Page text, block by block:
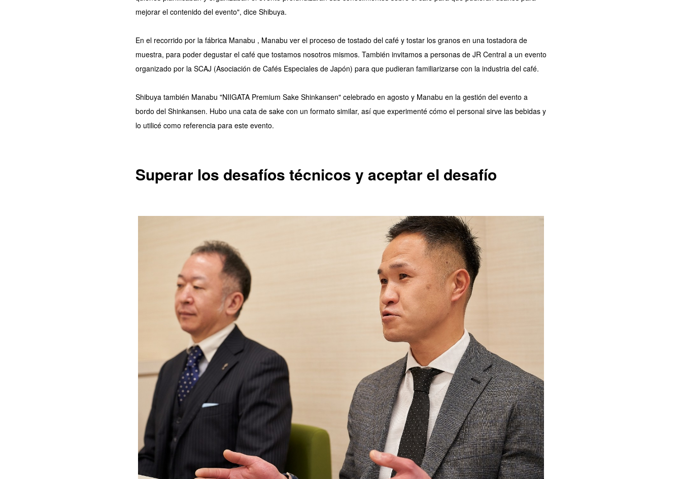
mejorar el contenido del evento", dice Shibuya.
En el recorrido por la fábrica Manabu , Manabu ver el proceso de tostado del café y tostar los granos en una tostadora de
muestra, para poder degustar el café que tostamos nosotros mismos. También invitamos a personas de JR Central a un evento
organizado por la SCAJ (Asociación de Cafés Especiales de Japón) para que pudieran familiarizarse con la industria del café.
Shibuya también Manabu "NIIGATA Premium Sake Shinkansen" celebrado en agosto y Manabu en la gestión del evento a
bordo del Shinkansen. Hubo una cata de sake con un formato similar, así que experimenté cómo el personal sirve las bebidas y
lo utilicé como referencia para este evento.
Superar los desafíos técnicos y aceptar el desafío